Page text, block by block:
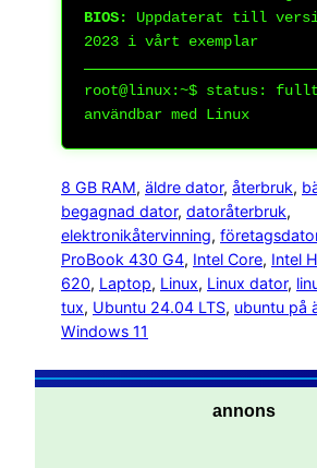
BIOS:
Uppdaterat till
2023 i vårt exemplar
root@linux:~$ status: fullt
användbar med Linux
8 GB RAM, äldre dator, återbruk,
begagnad dator, datoråterbruk
elektronikåtervinning,
ProBook 430 G4, Intel Core, Intel
620, Laptop, Linux, Linux dator,
tux, Ubuntu 24.04 LTS, ubuntu på
Windows 11
annons